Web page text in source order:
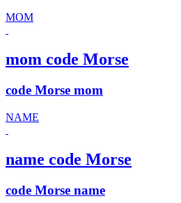
MOM
mom code Morse
code Morse mom
NAME
name code Morse
code Morse name